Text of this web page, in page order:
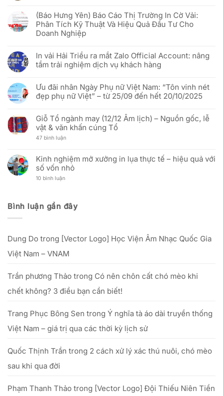
để
phục
vụ
khách
hàng
hơn
“Rực
rỡ
sắc
đỏ
sao
Mừng
51
năm
nhất
đất
nước
(30/04/1975
30/04/2026)
bình
luận
ở
[THÔNG
BÁO]
Hải
Triều:
Thay
đại
diện
và
địa
chỉ
văn
phòng
mới
(Báo Hưng Yên) Báo Cáo Thị Trường In Cờ Vải:
Phân Tích Kỹ Thuật Và Hiệu Quả Đầu Tư Cho
Doanh Nghiệp
bình
luận
ở
Yên)
Báo
Cáo
Thị
In
Cờ
Vải:
Phân
Tích
Và
Hiệu
Quả
Tư
In vải Hải Triều ra mắt Zalo Official Account: nâng
tầm trải nghiệm dịch vụ khách hàng
bình
luận
ở
Hải
Triều
ra
mắt
Zalo
nâng
tầm
trải
nghiệm
dịch
Ưu đãi nhân Ngày Phụ nữ Việt Nam: “Tôn vinh nét
đẹp phụ nữ Việt” – từ 25/09 đến hết 20/10/2025
bình
luận
ở
Ưu
đãi
Phụ
nữ
Việt
Nam:
phụ
nữ
25/09
đến
20/10/2025
Giỗ Tổ ngành may (12/12 Âm lịch) – Nguồn gốc, lễ
vật & văn khấn cúng Tổ
47 bình luậnở
ngành
may
(12/12
lễ
vật
Tổ
Kinh nghiệm mở xưởng in lụa thực tế – hiệu quả với
số vốn nhỏ
10 bình luậnở
xưởng
in
hiệu
quả
với
số
Bình luận gần đây
Dung Do trong [Vector Logo] Học Viện Âm Nhạc Quốc Gia
Việt Nam – VNAM
Trần phương Thảo trong Có nên chôn cất chó mèo khi
chết không? 3 điều bạn cần biết!
Trang Phục Bông Sen trong Ý nghĩa tà áo dài truyền thống
Việt Nam – giá trị qua các thời kỳ lịch sử
Quốc Thịnh Trần trong 2 cách xử lý xác thú nuôi, chó mèo
sau khi qua đời
Phạm Thanh Thảo trong [Vector Logo] Đội Thiếu Niên Tiền